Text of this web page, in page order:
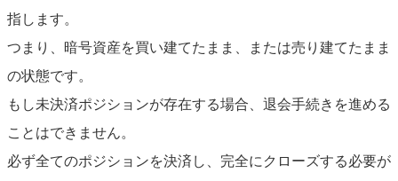
指します。
つまり、暗号資産を買い建てたまま、または売り建てたまま
の状態です。
もし未決済ポジションが存在する場合、退会手続きを進める
ことはできません。
必ず全てのポジションを決済し、完全にクローズする必要が